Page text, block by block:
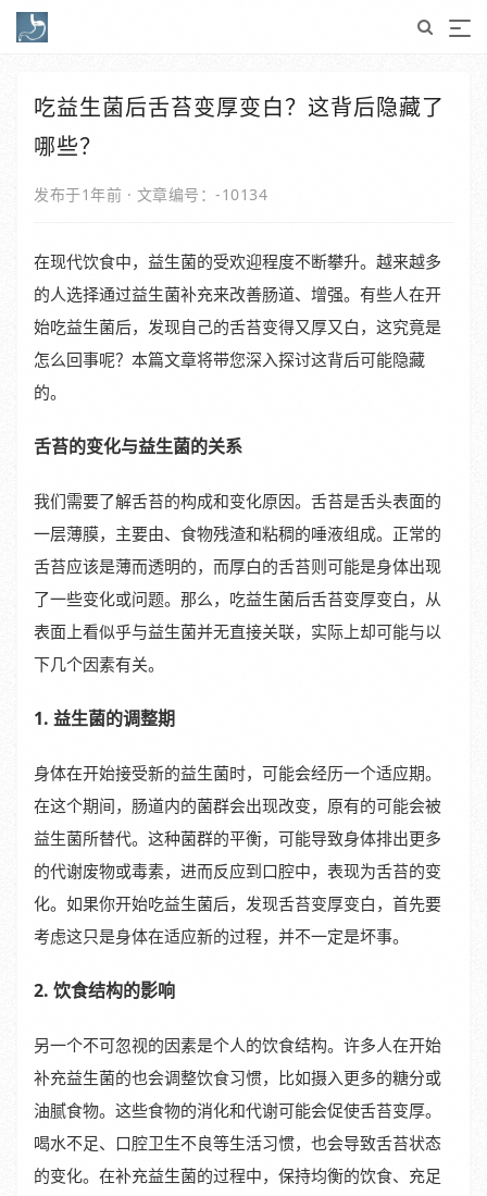
吃益生菌后舌苔变厚变白？这背后隐藏了
哪些？
发布于1年前 · 文章编号：-10134
在现代饮食中，益生菌的受欢迎程度不断攀升。越来越多
的人选择通过益生菌补充来改善肠道、增强。有些人在开
始吃益生菌后，发现自己的舌苔变得又厚又白，这究竟是
怎么回事呢？本篇文章将带您深入探讨这背后可能隐藏
的。
舌苔的变化与益生菌的关系
我们需要了解舌苔的构成和变化原因。舌苔是舌头表面的
一层薄膜，主要由、食物残渣和粘稠的唾液组成。正常的
舌苔应该是薄而透明的，而厚白的舌苔则可能是身体出现
了一些变化或问题。那么，吃益生菌后舌苔变厚变白，从
表面上看似乎与益生菌并无直接关联，实际上却可能与以
下几个因素有关。
1. 益生菌的调整期
身体在开始接受新的益生菌时，可能会经历一个适应期。
在这个期间，肠道内的菌群会出现改变，原有的可能会被
益生菌所替代。这种菌群的平衡，可能导致身体排出更多
的代谢废物或毒素，进而反应到口腔中，表现为舌苔的变
化。如果你开始吃益生菌后，发现舌苔变厚变白，首先要
考虑这只是身体在适应新的过程，并不一定是坏事。
2. 饮食结构的影响
另一个不可忽视的因素是个人的饮食结构。许多人在开始
补充益生菌的也会调整饮食习惯，比如摄入更多的糖分或
油腻食物。这些食物的消化和代谢可能会促使舌苔变厚。
喝水不足、口腔卫生不良等生活习惯，也会导致舌苔状态
的变化。在补充益生菌的过程中，保持均衡的饮食、充足